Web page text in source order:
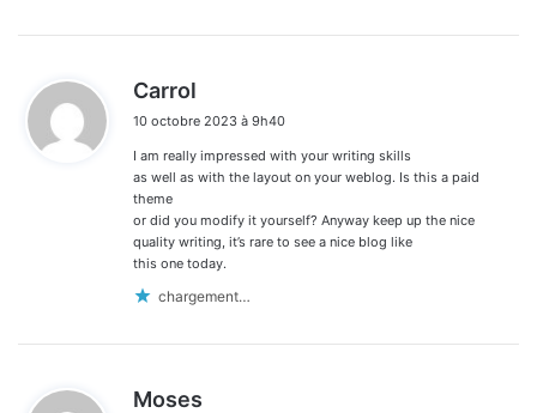
Carrol
t
:
10 octobre 2023 à 9h40
I am really impressed with your writing skills
as well as with the layout on your weblog. Is this a paid
theme
or did you modify it yourself? Anyway keep up the nice
quality writing, it’s rare to see a nice blog like
this one today.
chargement…
Moses